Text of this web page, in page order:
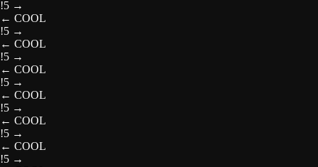
!5 →
← COOL
!5 →
← COOL
!5 →
← COOL
!5 →
← COOL
!5 →
← COOL
!5 →
← COOL
!5 →